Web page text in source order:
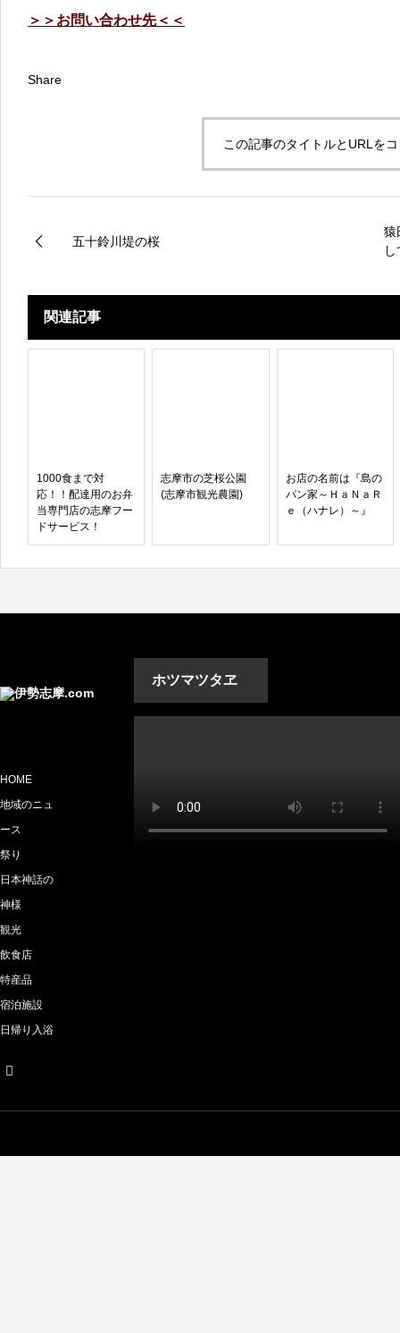
＞＞お問い合わせ先＜＜
Share
この記事のタイトルとURLを
五十鈴川堤の桜
猿
関連記事
1000食まで対
応！！配達用のお弁
当専門店の志摩フー
ドサービス！
志摩市の芝桜公園
(志摩市観光農園)
お店の名前は『島の
パン家～ＨａＮａＲ
ｅ（ハナレ）～』
ホツマツタヱ
HOME
地域のニュ
ース
祭り
日本神話の
神様
観光
飲食店
特産品
宿泊施設
日帰り入浴